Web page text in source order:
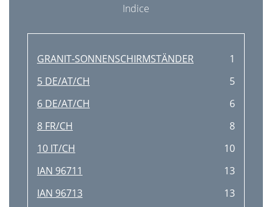
Indice
GRANIT-SONNENSCHIRMSTÄNDER
1
5 DE/AT/CH
5
6 DE/AT/CH
6
8 FR/CH
8
10 IT/CH
10
IAN 96711
13
IAN 96713
13